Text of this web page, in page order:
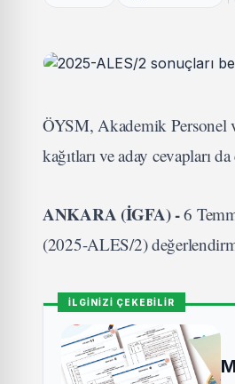
ÖYSM, Akademik Personel
kağıtları ve aday cevapları da
ANKARA (İGFA) -6
(2025-ALES/2)
İLGİNİZİ ÇEKEBİLİR